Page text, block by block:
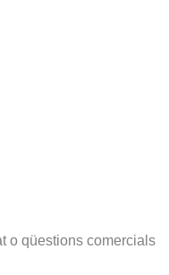
o qüestions comercials